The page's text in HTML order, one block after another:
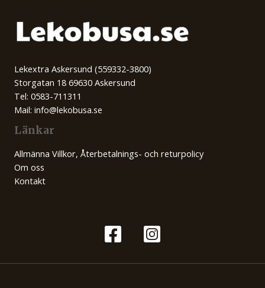
Lekextra Askersund (559332-3800)
Storgatan 18 69630 Askersund
Tel: 0583-711311
Mail: info@lekobusa.se
Länkar
Allmänna Villkor, Återbetalnings- och returpolicy
Om oss
Kontakt